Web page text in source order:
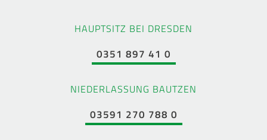
HAUPTSITZ BEI DRESDEN
0351 897 41 0
NIEDERLASSUNG BAUTZEN
03591 270 788 0